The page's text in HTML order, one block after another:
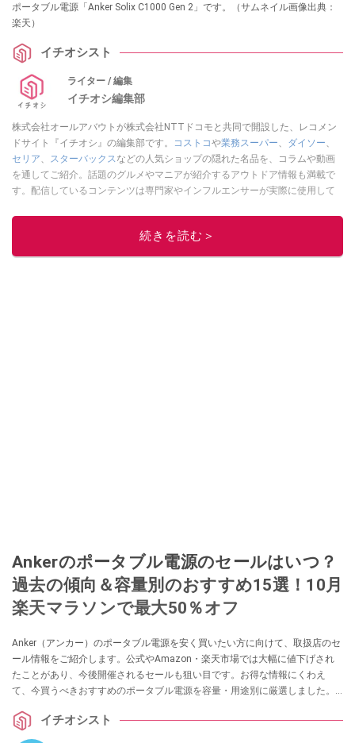
ポータブル電源「Anker Solix C1000 Gen 2」です。（サムネイル画像出典：
楽天）
イチオシスト
ライター / 編集
イチオシ編集部
株式会社オールアバウトが株式会社NTTドコモと共同で開設した、レコメン
ドサイト『イチオシ』の編集部です。
コストコや業務スーパー ダイソー
セリア
スターバックス などの人気ショップの隠れた名品を、コラムや動画
を通してご紹介。話題のグルメやマニアが紹介するアウトドア情報も満載で
す。配信しているコンテンツは専門家やインフルエンサーが実際に使用して
ニュースでフォロー
続きを読む＞
Ankerのポータブル電源のセールはいつ？
過去の傾向＆容量別のおすすめ15選！10月
楽天マラソンで最大50％オフ
Anker（アンカー）のポータブル電源を安く買いたい方に向けて、取扱店のセ
ール情報をご紹介します。公式やAmazon・楽天市場では大幅に値下げされ
たことがあり、今後開催されるセールも狙い目です。お得な情報にくわえ
て、今買うべきおすすめのポータブル電源を容量・用途別に厳選しました。
イチオシスト